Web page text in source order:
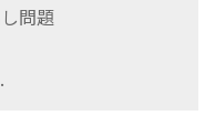
問題